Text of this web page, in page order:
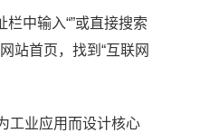
中输入“”或直接搜索
站首页，找到“互联网
工业应用而设计核心